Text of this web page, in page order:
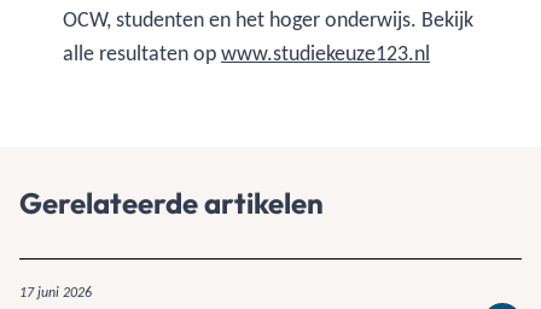
OCW, studenten en het hoger onderwijs. Bekijk
alle resultaten opwww.studiekeuze123.nl
Gerelateerde artikelen
17 juni 2026